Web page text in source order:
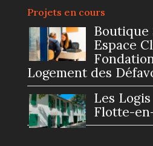
Projets en cours
Boutique
Espace
Logement des
Les
Flotte-